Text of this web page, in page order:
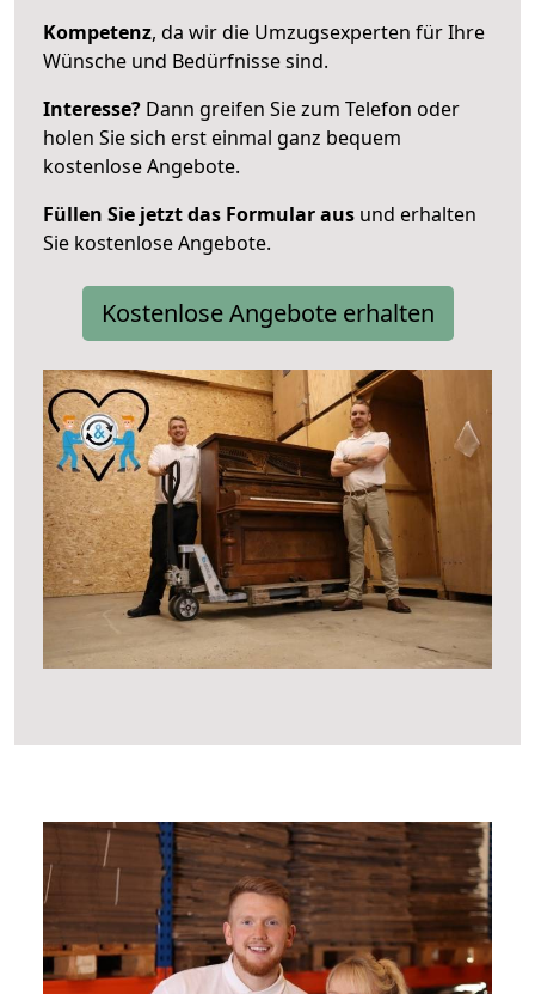
Kompetenz, da wir die Umzugsexperten für Ihre
Wünsche und Bedürfnisse sind.
Interesse? Dann greifen Sie zum Telefon oder
holen Sie sich erst einmal ganz bequem
kostenlose Angebote.
Füllen Sie jetzt das Formular aus und erhalten
Sie kostenlose Angebote.
Kostenlose Angebote erhalten